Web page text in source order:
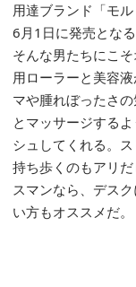
用達ブランド「モ
6月1日に発売とな
そんな男たちにこ
用ローラーと美容
マや腫れぼったさ
とマッサージする
シュしてくれる。
持ち歩くのもアリ
スマンなら、デス
い方もオススメだ。